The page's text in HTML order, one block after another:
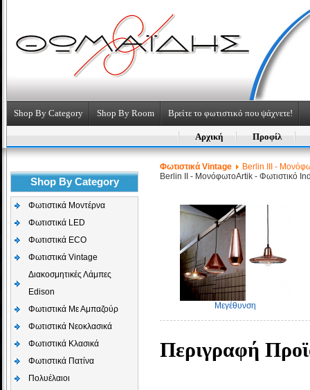
Shop By Category Shop By Room Βρείτε το φωτιστικό που ψάχνετε!
Αρχική Προφίλ
Shop By Category
Φωτιστικά Μοντέρνα
Φωτιστικά LED
Φωτιστικά ECO
Φωτιστικά Vintage
Διακοσμητικές Λάμπες
Edison
Φωτιστικά Με Αμπαζούρ
Φωτιστικά Νεοκλασικά
Φωτιστικά Κλασικά
Φωτιστικά Πατίνα
Πολυέλαιοι
Φωτιστικά Vintage
Berlin III -
Berlin II - ΜονόφωτοArtik - Φωτιστικό
Μεγέθυνση
Περιγραφή